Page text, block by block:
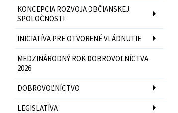
KONCEPCIA ROZVOJA OBČIANSKEJ
SPOLOČNOSTI
INICIATÍVA PRE OTVORENÉ VLÁDNUTIE
MEDZINÁRODNÝ ROK DOBROVOĽNÍCTVA
2026
DOBROVOĽNÍCTVO
LEGISLATÍVA